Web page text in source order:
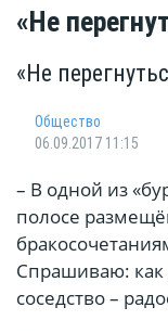
«Не
«Не
Общество
06.09.2017 11:15
– В одной из
полосе
Спрашиваю: как
соседство –